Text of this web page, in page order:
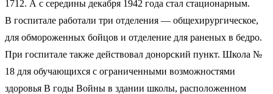
1712. А с середины декабря 1942 года стал стационарным.
В госпитале работали три отделения — общехирургическое,
для обмороженных бойцов и отделение для раненых в бедро.
При госпитале также действовал донорский пункт. Школа №
18 для обучающихся с ограниченными возможностями
здоровья В годы Войны в здании школы, расположенном